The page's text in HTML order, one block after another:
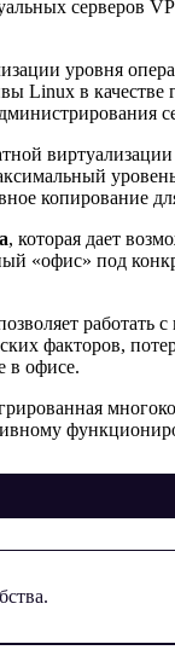
серверов
уровня
Linux в
копирование
, которая дает
«офис» под
работать
факторов,
в офисе.